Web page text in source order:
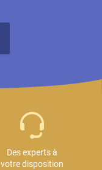
Des experts à
votre disposition